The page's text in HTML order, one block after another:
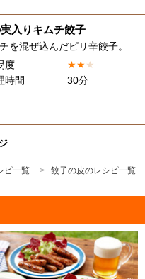
入りキムチ餃子
を混ぜ込んだピリ辛餃子。
度
★★★
時間
30分
ピ一覧 餃子の皮のレシピ一覧